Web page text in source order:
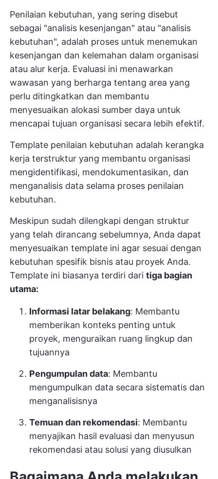
Penilaian kebutuhan, yang sering disebut
sebagai "analisis kesenjangan" atau "analisis
kebutuhan", adalah proses untuk menemukan
kesenjangan dan kelemahan dalam organisasi
atau alur kerja. Evaluasi ini menawarkan
wawasan yang berharga tentang area yang
perlu ditingkatkan dan membantu
menyesuaikan alokasi sumber daya untuk
mencapai tujuan organisasi secara lebih efektif.
Template penilaian kebutuhan adalah kerangka
kerja terstruktur yang membantu organisasi
mengidentifikasi, mendokumentasikan, dan
menganalisis data selama proses penilaian
kebutuhan.
Meskipun sudah dilengkapi dengan struktur
yang telah dirancang sebelumnya, Anda dapat
menyesuaikan template ini agar sesuai dengan
kebutuhan spesifik bisnis atau proyek Anda.
Template ini biasanya terdiri dari tiga bagian
utama:
Informasi latar belakang: Membantu
memberikan konteks penting untuk
proyek, menguraikan ruang lingkup dan
tujuannya
Pengumpulan data: Membantu
mengumpulkan data secara sistematis dan
menganalisisnya
Temuan dan rekomendasi: Membantu
menyajikan hasil evaluasi dan menyusun
rekomendasi atau solusi yang diusulkan